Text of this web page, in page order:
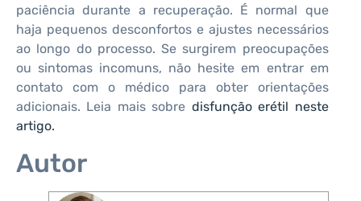
paciência durante a recuperação. É normal que
haja pequenos desconfortos e ajustes necessários
ao longo do processo. Se surgirem preocupações
ou sintomas incomuns, não hesite em entrar em
contato com o médico para obter orientações
adicionais. Leia mais sobre disfunção erétil neste
artigo.
Autor